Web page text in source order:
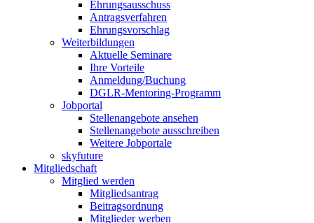
Ehrungsausschuss
Antragsverfahren
Ehrungsvorschlag
Weiterbildungen
Aktuelle Seminare
Ihre Vorteile
Anmeldung/Buchung
DGLR-Mentoring-Programm
Jobportal
Stellenangebote ansehen
Stellenangebote ausschreiben
Weitere Jobportale
skyfuture
Mitgliedschaft
Mitglied werden
Mitgliedsantrag
Beitragsordnung
Mitglieder werben